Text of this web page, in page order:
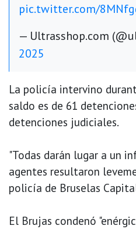
pic.twitter.com/
— Ultrasshop.com
2025
La policía intervino
saldo es de 61
detenciones judiciales.
"Todas darán lugar a un
agentes resultaron
policía de Bruselas
El Brujas condenó